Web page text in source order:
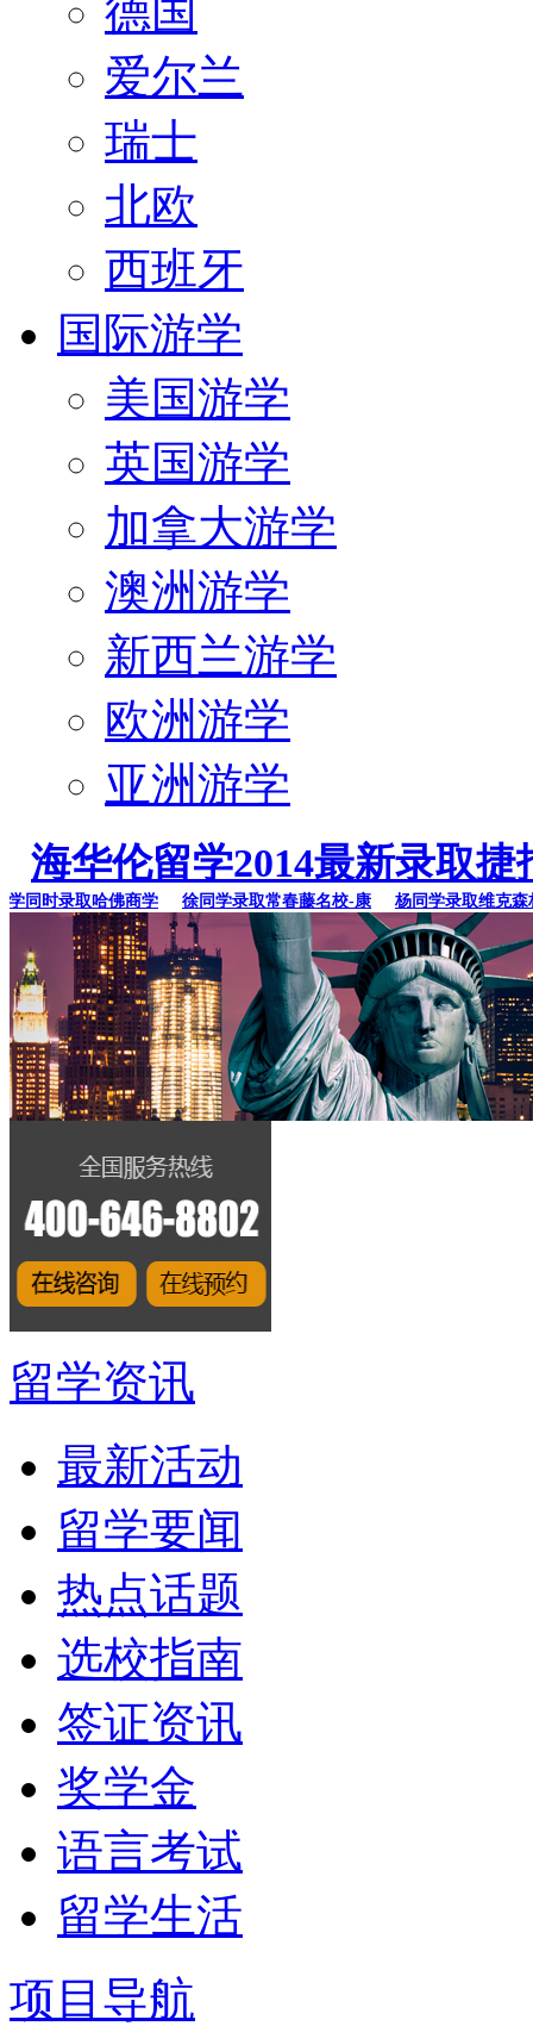
德国
爱尔兰
瑞士
北欧
西班牙
国际游学
美国游学
英国游学
加拿大游学
澳洲游学
新西兰游学
欧洲游学
亚洲游学
海华伦留学2014最新录取捷
时录取哈佛商学 徐同学录取常春藤名校-康 杨同学录取维克森林
留学资讯
最新活动
留学要闻
热点话题
选校指南
签证资讯
奖学金
语言考试
留学生活
项目导航